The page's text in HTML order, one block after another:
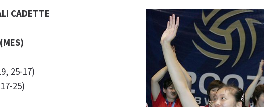
CADETTE
25-17)
25)